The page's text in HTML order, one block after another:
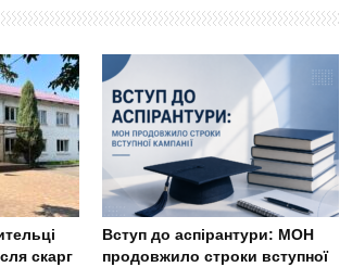
скарг
Вступ до аспірантури: МОН
продовжило строки вступної